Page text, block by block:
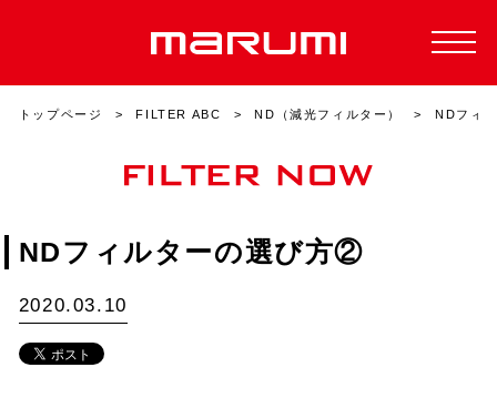
トップページ FILTER ABC ND（減光フィルター） NDフィ
NDフィルターの選び方②
2020.03.10